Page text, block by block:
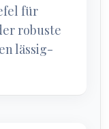
für
robuste
lässig-